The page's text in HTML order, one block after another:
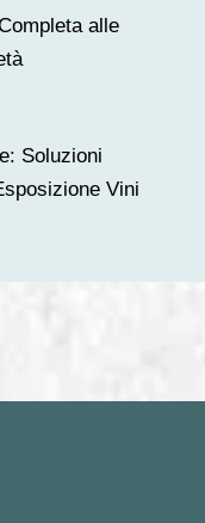
alle
Soluzioni
Vini